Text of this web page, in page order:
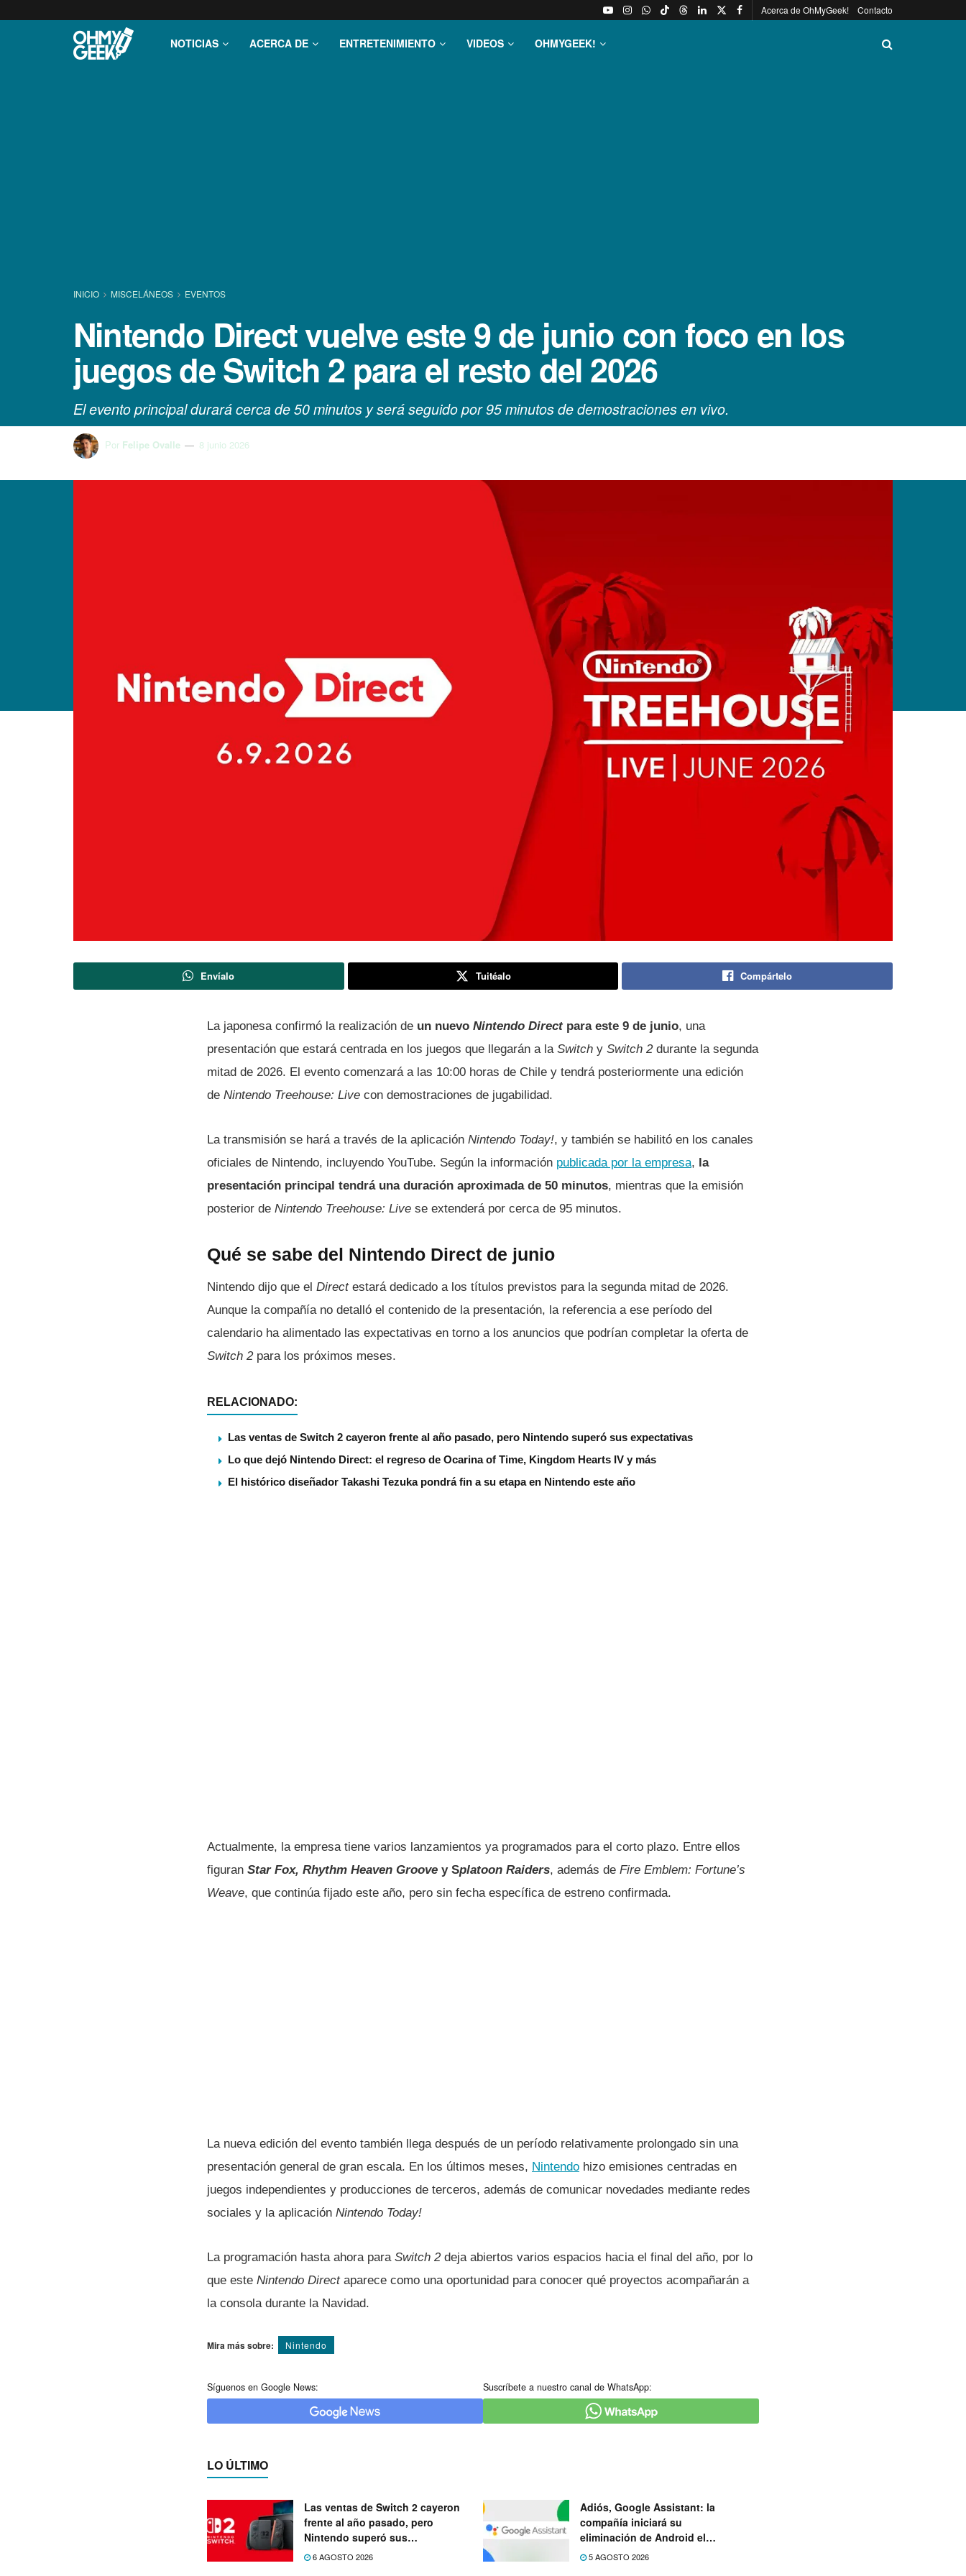
Acerca de OhMyGeek! Contacto
NOTICIAS ACERCA DE ENTRETENIMIENTO VIDEOS OHMYGEEK!
INICIO MISCELÁNEOS EVENTOS
Nintendo Direct vuelve este 9 de junio con foco en los
juegos de Switch 2 para el resto del 2026
El evento principal durará cerca de 50 minutos y será seguido por 95 minutos de demostraciones en vivo.
Por Felipe Ovalle 8 junio 2026
Envíalo Tuitéalo Compártelo
La japonesa confirmó la realización de un nuevo Nintendo Direct para este 9 de junio, una
presentación que estará centrada en los juegos que llegarán a la Switch y Switch 2durante la segunda
mitad de 2026. El evento comenzará a las 10:00 horas de Chile y tendrá posteriormente una edición
de Nintendo Treehouse: Live con demostraciones de jugabilidad.
La transmisión se hará a través de la aplicación Nintendo Today!, y también se habilitó en los canales
oficiales de Nintendo, incluyendo YouTube. Según la información publicada por la empresa, la
presentación principal tendrá una duración aproximada de 50 minutos, mientras que la emisión
posterior de Nintendo Treehouse: Live se extenderá por cerca de 95 minutos.
Qué se sabe del Nintendo Direct de junio
Nintendo dijo que el Directestará dedicado a los títulos previstos para la segunda mitad de 2026.
Aunque la compañía no detalló el contenido de la presentación, la referencia a ese período del
calendario ha alimentado las expectativas en torno a los anuncios que podrían completar la oferta de
Switch 2para los próximos meses.
RELACIONADO:
Las ventas de Switch 2 cayeron frente al año pasado, pero Nintendo superó sus expectativas
Lo que dejó Nintendo Direct: el regreso de Ocarina of Time, Kingdom Hearts IV y más
El histórico diseñador Takashi Tezuka pondrá fin a su etapa en Nintendo este año
Actualmente, la empresa tiene varios lanzamientos ya programados para el corto plazo. Entre ellos
figuran Star Fox, Rhythm Heaven Groove y Splatoon Raiders, además de Fire Emblem: Fortune’s
Weave, que continúa fijado este año, pero sin fecha específica de estreno confirmada.
La nueva edición del evento también llega después de un período relativamente prolongado sin una
presentación general de gran escala. En los últimos meses, Nintendo hizo emisiones centradas en
juegos independientes y producciones de terceros, además de comunicar novedades mediante redes
sociales y la aplicación Nintendo Today!
La programación hasta ahora para Switch 2 deja abiertos varios espacios hacia el final del año, por lo
que este Nintendo Directaparece como una oportunidad para conocer qué proyectos acompañarán a
la consola durante la Navidad.
Mira más sobre: Nintendo
Síguenos en Google News: Suscríbete a nuestro canal de WhatsApp:
LO ÚLTIMO
Las ventas de Switch 2 cayeron
frente al año pasado, pero
Nintendo superó sus
expectativas
6 AGOSTO 2026
Adiós, Google Assistant: la
compañía iniciará su
eliminación de Android el
próximo mes
5 AGOSTO 2026